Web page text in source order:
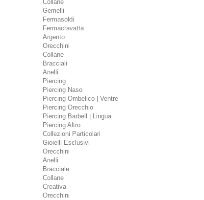
Collane
Gemelli
Fermasoldi
Fermacravatta
Argento
Orecchini
Collane
Bracciali
Anelli
Piercing
Piercing Naso
Piercing Ombelico | Ventre
Piercing Orecchio
Piercing Barbell | Lingua
Piercing Altro
Collezioni Particolari
Gioielli Esclusivi
Orecchini
Anelli
Bracciale
Collane
Creativa
Orecchini